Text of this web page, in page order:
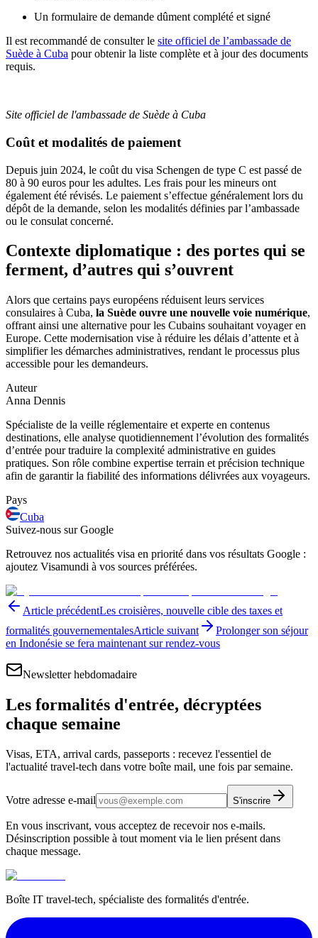
Un formulaire de demande dûment complété et signé
Il est recommandé de consulter le site officiel de l’ambassade de
Suède à Cuba pour obtenir la liste complète et à jour des documents
requis.
Site officiel de l'ambassade de Suède à Cuba
Coût et modalités de paiement
Depuis juin 2024, le coût du visa Schengen de type C est passé de
80 à 90 euros pour les adultes. Les frais pour les mineurs ont
également été révisés. Le paiement s’effectue généralement lors du
dépôt de la demande, selon les modalités définies par l’ambassade
ou le consulat concerné.
Contexte diplomatique : des portes qui se
ferment, d’autres qui s’ouvrent
Alors que certains pays européens réduisent leurs services
consulaires à Cuba, la Suède ouvre une nouvelle voie numérique,
offrant ainsi une alternative pour les Cubains souhaitant voyager en
Europe. Cette modernisation vise à réduire les délais d’attente et à
simplifier les démarches administratives, rendant le processus plus
accessible pour les demandeurs.
Auteur
Anna Dennis
Spécialiste de la veille réglementaire et experte en contenus
destinations, elle analyse quotidiennement l’évolution des formalités
d’entrée pour traduire la complexité administrative en guides
pratiques. Son rôle combine expertise terrain et précision technique
afin de garantir la fiabilité des informations délivrées aux voyageurs.
Pays
Cuba
Suivez-nous sur Google
Retrouvez nos actualités visa en priorité dans vos résultats Google :
ajoutez Visamundi à vos sources préférées.
Article précédentLes croisières, nouvelle cible des taxes et
formalités gouvernementalesArticle suivant
Prolonger son séjour
en Indonésie se fera maintenant sur rendez-vous
Newsletter hebdomadaire
Les formalités d'entrée, décryptées
chaque semaine
Visas, ETA, arrival cards, passeports : recevez l'essentiel de
l'actualité travel-tech dans votre boîte mail, une fois par semaine.
Votre adresse e-mail S'inscrire
En vous inscrivant, vous acceptez de recevoir nos e-mails.
Désinscription possible à tout moment via le lien présent dans
chaque message.
Boîte IT travel-tech, spécialiste des formalités d'entrée.